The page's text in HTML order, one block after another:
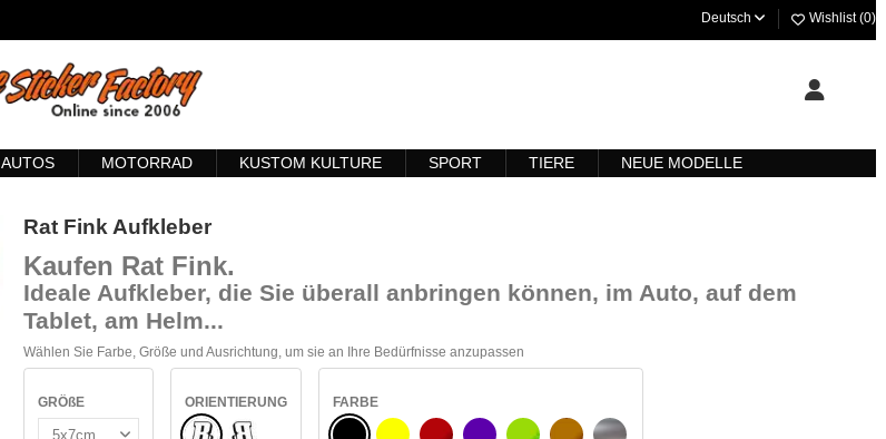
Deutsch Wishlist (0)
AUTOS MOTORRAD KUSTOM KULTURE SPORT TIERE NEUE MODELLE
Rat Fink Aufkleber
Kaufen Rat Fink.
Ideale Aufkleber, die Sie überall anbringen können, im Auto, auf dem
Tablet, am Helm...
Wählen Sie Farbe, Größe und Ausrichtung, um sie an Ihre Bedürfnisse anzupassen
GRÖßE
ORIENTIERUNG
NormaleUmgedreht
FARBE
SCHWARZGELB BURGUNDVIOLETT HELLGRÜNHASELNUSS
SILBER